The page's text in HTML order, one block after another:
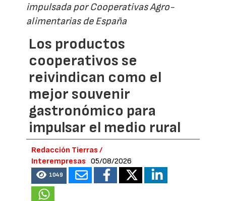
impulsada por Cooperativas Agro-
alimentarias de España
Los productos
cooperativos se
reivindican como el
mejor souvenir
gastronómico para
impulsar el medio rural
Redacción Tierras /
Interempresas
05/08/2026
1049